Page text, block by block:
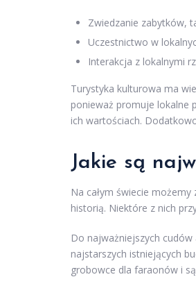
Zwiedzanie zabytków,
Uczestnictwo w
Interakcja z lokalnymi
Turystyka kulturowa ma
ponieważ promuje lokalne
ich wartościach.
Jakie są
Na całym świecie
historią. Niektóre z nich
Do najważniejszych
najstarszych istniejących
grobowce dla faraonów i